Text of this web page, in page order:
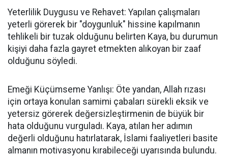
Yeterlilik Duygusu ve Rehavet: Yapılan çalışmaları
yeterli görerek bir "doygunluk" hissine kapılmanın
tehlikeli bir tuzak olduğunu belirten Kaya, bu durumun
kişiyi daha fazla gayret etmekten alıkoyan bir zaaf
olduğunu söyledi.
Emeği Küçümseme Yanlışı: Öte yandan, Allah rızası
için ortaya konulan samimi çabaları sürekli eksik ve
yetersiz görerek değersizleştirmenin de büyük bir
hata olduğunu vurguladı. Kaya, atılan her adımın
değerli olduğunu hatırlatarak, İslami faaliyetleri basite
almanın motivasyonu kırabileceği uyarısında bulundu.